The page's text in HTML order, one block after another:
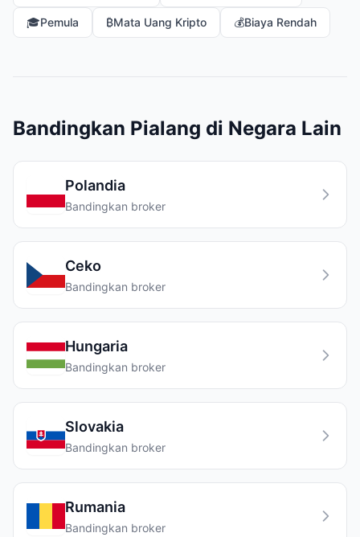
🎓Pemula ₿Mata Uang Kripto 💰Biaya Rendah
Bandingkan Pialang di Negara Lain
Polandia
Bandingkan broker
Ceko
Bandingkan broker
Hungaria
Bandingkan broker
Slovakia
Bandingkan broker
Rumania
Bandingkan broker